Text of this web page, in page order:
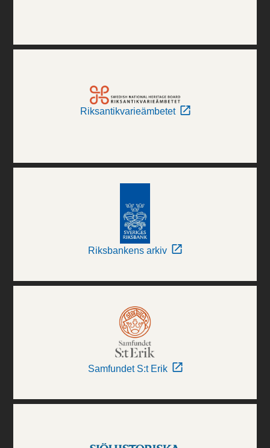
Riksantikvarieämbetet
Riksbankens arkiv
Samfundet S:t Erik